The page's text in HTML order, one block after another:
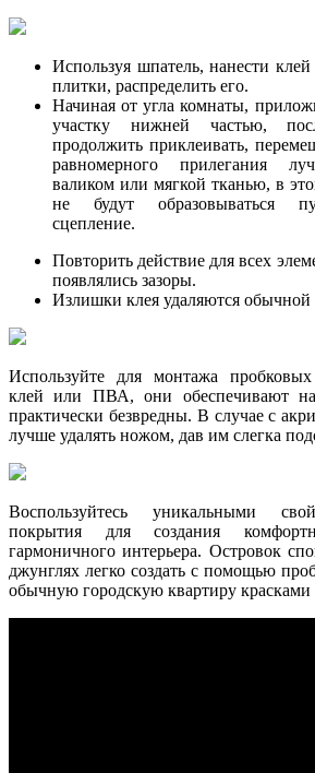
Используя шпатель, нанести
плитки, распределить его.
Начиная от угла комнаты,
участку нижней частью,
продолжить приклеивать,
равномерного прилегания
валиком или мягкой тканью, в
не будут образовываться
сцепление.
Повторить действие для всех
появлялись зазоры.
Излишки клея удаляются обычной
Используйте для монтажа
клей или ПВА, они обеспечивают
практически безвредны. В случае с
лучше удалять ножом, дав им слегка
Воспользуйтесь уникальными
покрытия для создания
гармоничного интерьера. Островок
джунглях легко создать с помощью
обычную городскую квартиру